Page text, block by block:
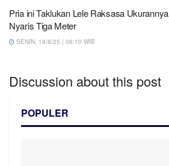
Pria ini Taklukan Lele Raksasa Ukurannya
Nyaris Tiga Meter
SENIN, 18/8/25 | 06:10 WIB
Discussion about this post
POPULER